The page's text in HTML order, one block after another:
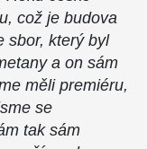
což je budova
sbor, který byl
a on sám
měli premiéru,
se
tak sám